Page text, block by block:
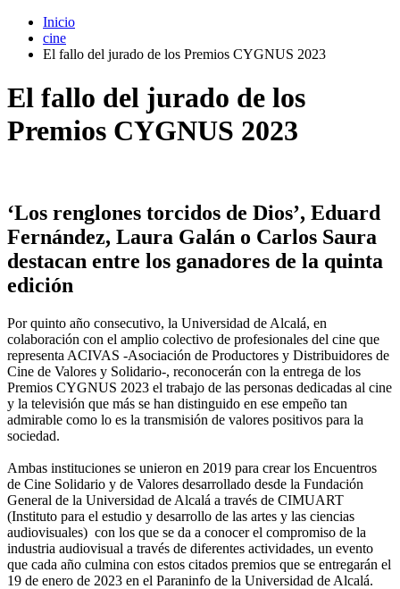
Inicio
cine
El fallo del jurado de los Premios CYGNUS 2023
El fallo del jurado de los
Premios CYGNUS 2023
‘Los renglones torcidos de Dios’, Eduard
Fernández, Laura Galán o Carlos Saura
destacan entre los ganadores de la quinta
edición
Por quinto año consecutivo, la Universidad de Alcalá, en
colaboración con el amplio colectivo de profesionales del cine que
representa ACIVAS -Asociación de Productores y Distribuidores de
Cine de Valores y Solidario-, reconocerán con la entrega de los
Premios CYGNUS 2023 el trabajo de las personas dedicadas al cine
y la televisión que más se han distinguido en ese empeño tan
admirable como lo es la transmisión de valores positivos para la
sociedad.
Ambas instituciones se unieron en 2019 para crear los Encuentros
de Cine Solidario y de Valores desarrollado desde la Fundación
General de la Universidad de Alcalá a través de CIMUART
(Instituto para el estudio y desarrollo de las artes y las ciencias
audiovisuales) con los que se da a conocer el compromiso de la
industria audiovisual a través de diferentes actividades, un evento
que cada año culmina con estos citados premios que se entregarán el
19 de enero de 2023 en el Paraninfo de la Universidad de Alcalá.